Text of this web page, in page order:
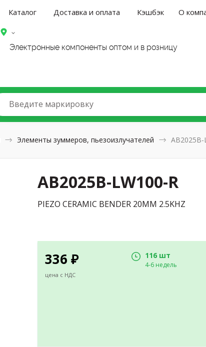
Каталог Доставка и оплата Кэшбэк О
Электронные компоненты оптом и в розницу
Введите маркировку
Элементы зуммеров, пьезоизлучателей AB2025B-
AB2025B-LW100-R
PIEZO CERAMIC BENDER 20MM 2.5KHZ
336 ₽
цена с НДС
116 шт
4-6 недель